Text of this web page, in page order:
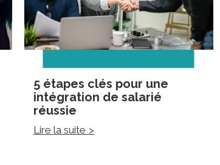
5 étapes clés pour une
intégration de salarié
réussie
Lire la suite >
d’utilisation de l’IA en
entreprise ?
13 septembre 2025